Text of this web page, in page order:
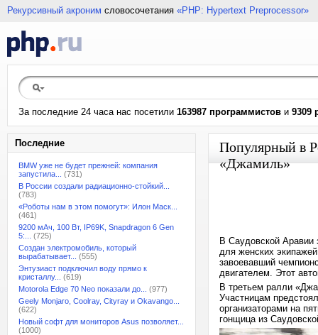
Рекурсивный акроним словосочетания «PHP: Hypertext Preprocessor»
За последние 24 часа нас посетили 163987 программистов и 9309
Последние
BMW уже не будет прежней: компания
запустила...
(731)
В России создали радиационно-стойкий...
(783)
«Роботы нам в этом помогут»: Илон Маск...
(461)
9200 мАч, 100 Вт, IP69K, Snapdragon 6 Gen
5:...
(725)
Создан электромобиль, который
вырабатывает...
(555)
Энтузиаст подключил воду прямо к
кристаллу...
(619)
Motorola Edge 70 Neo показали до...
(977)
Geely Monjaro, Coolray, Cityray и Okavango...
(622)
Новый софт для мониторов Asus позволяет...
(1000)
Популярный в
«Джамиль»
В Саудовской Аравии
для женских
завоевавший
двигателем. Этот
В третьем ралли
Участницам
организаторами на
гонщица из